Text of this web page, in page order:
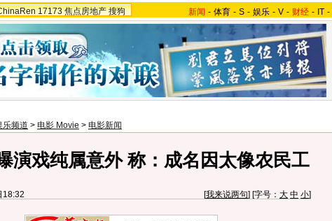
17173 焦点房地产 搜狗 新闻 - 体育 - S - 娱乐 - V - 财经 - IT -
乐频道 > 电影 Movie > 电影新闻
演戏纯属意外 称：成名因太像农民工
18:32 [我来说两句] [字号： 大 中 小]